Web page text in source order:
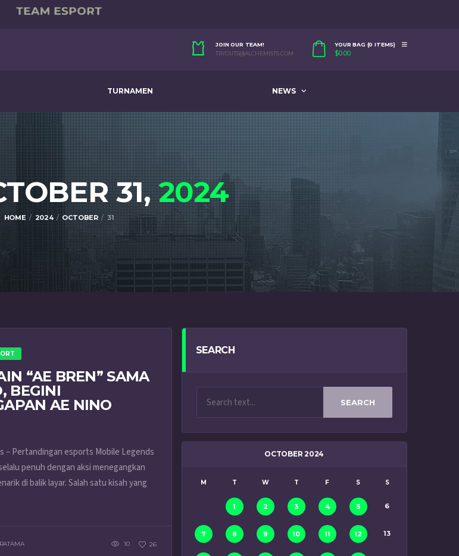
JOIN OUR TEAM!
TRYOUTS@ALCHEMISTS.COM
YOUR BAG (0 ITEMS)
$0.00
TURNAMEN NEWS
31,2024
HOME 2024 OCTOBER 31
“AE BREN” SAMA
BEGINI
AE NINO
– Pertandingan esports Mobile Legends
penuh dengan aksi menegangkan
di balik layar. Salah satu kisah yang
10 26
SEARCH
SEARCH
OCTOBER 2024
M T W T F S S
1 2 3 4 5 6
7 8 9 10 11 12 13